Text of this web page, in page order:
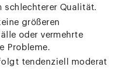
schlechterer Qualität.
größeren
oder vermehrte
Probleme.
tendenziell moderat